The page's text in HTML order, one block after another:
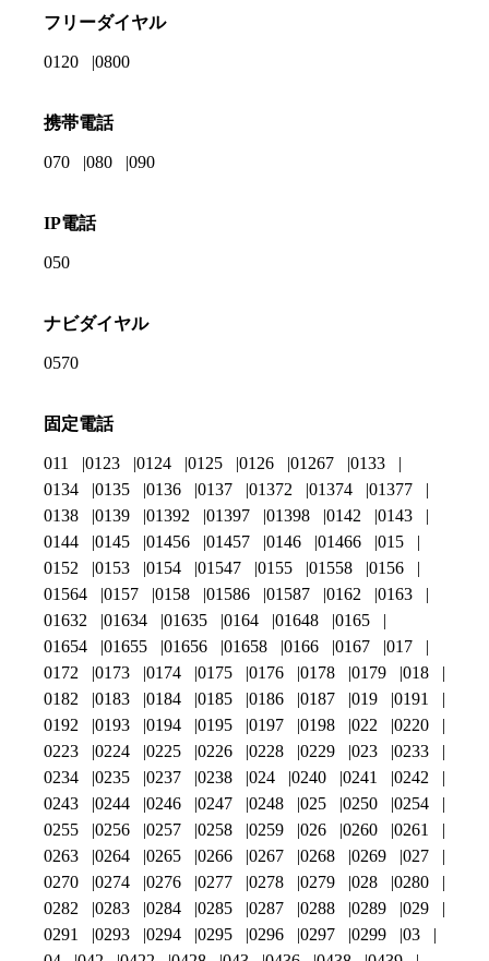
フリーダイヤル
0120 0800
携帯電話
070 080 090
IP電話
050
ナビダイヤル
0570
固定電話
011 0123 0124 0125 0126 01267
0133
0134
0135 0136 0137 01372 01374
01377
0138
0139 01392 01397 01398 0142
0143
0144
0145 01456 01457 0146 01466
015
0152
0153 0154 01547 0155 01558
0156
01564
0157 0158 01586 01587 0162
0163
01632
01634 01635 0164 01648
0165
01654
01655 01656 01658 0166 0167
017
0172
0173 0174 0175 0176 0178 0179
018
0182
0183 0184 0185 0186 0187 019
0191
0192
0193 0194 0195 0197 0198 022
0220
0223
0224 0225 0226 0228 0229 023
0233
0234
0235 0237 0238 024 0240 0241
0242
0243
0244 0246 0247 0248 025 0250
0254
0255
0256 0257 0258 0259 026 0260
0261
0263
0264 0265 0266 0267 0268 0269
027
0270
0274 0276 0277 0278 0279 028
0280
0282
0283 0284 0285 0287 0288 0289
029
0291
0293 0294 0295 0296 0297 0299
03